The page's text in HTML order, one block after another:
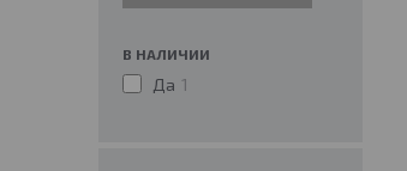
В НАЛИЧИИ
Да 1